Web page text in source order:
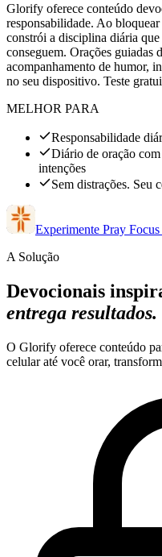
Glorify oferece conteúdo
responsabilidade. Ao
constrói a disciplina diária
conseguem. Orações guiadas
acompanhamento de humor,
no seu dispositivo. Teste
MELHOR PARA
Responsabilidade
Diário de oração
intenções
Sem distrações. Seu
Experimente Pray
A Solução
Devocionais
entrega resultados.
O Glorify oferece conteúdo
celular até você orar,